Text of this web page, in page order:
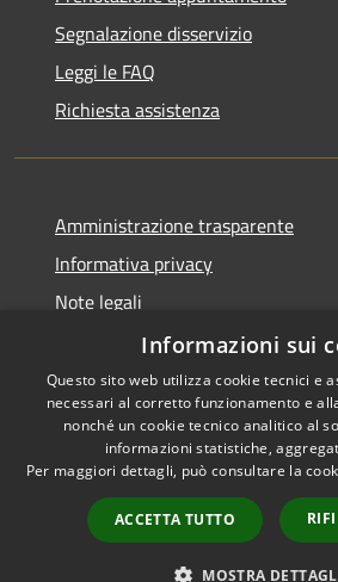
Segnalazione disservizio
Leggi le FAQ
Richiesta assistenza
Amministrazione trasparente
Informativa privacy
Note legali
Dichiarazione di accessibilità
RSS
Accessibilità
by
Informazioni sui
Questo sito web utilizza cookie tecnici e
necessari al corretto funzionamento e
nonché un cookie tecnico analitico al
informazioni statistiche,
Per maggiori dettagli, può consultare la
ACCETTA TUTTO
MOSTRA